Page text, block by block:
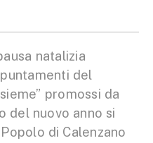
natalizia
del
promossi da
del nuovo anno si
di Calenzano